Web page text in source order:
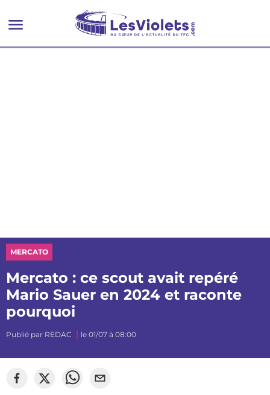
MERCATO
Mercato : ce scout avait repéré
Mario Sauer en 2024 et raconte
pourquoi
Publié par REDAC le 01/07 à 08:00